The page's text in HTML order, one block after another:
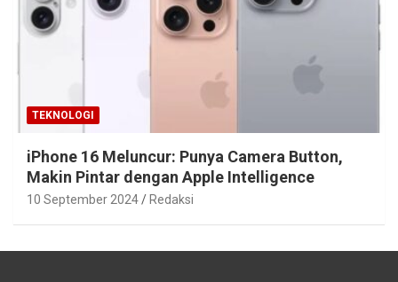
TEKNOLOGI
iPhone 16 Meluncur: Punya Camera Button,
Makin Pintar dengan Apple Intelligence
10 September 2024 Redaksi